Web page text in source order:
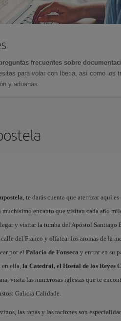
frecuentes sobre
para volar con Iberia, así como los
y aduanas.
, te darás cuenta que aterrizar aquí es
encanto que visitan cada año
y visitar la tumba del Apóstol Santiago
del Franco y olfatear los aromas de la
por el Palacio de Fonseca y entrar en su
ella, la Catedral, el Hostal de los Reyes
visita las numerosas iglesias que te
Galicia Calidade.
las tapas y las raciones son